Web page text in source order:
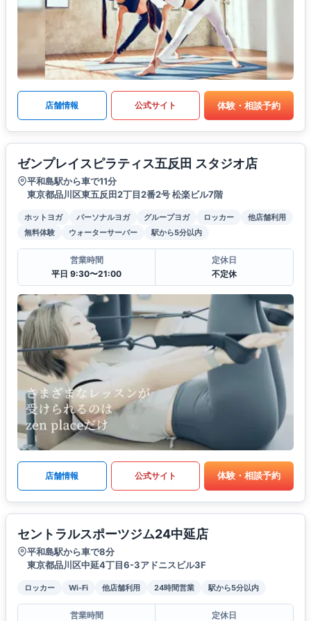
店舗情報 公式サイト 体験・相談予約
ゼンプレイスピラティス五反田 スタジオ店
平和島駅から車で11分
東京都品川区東五反田2丁目2番2号 松楽ビル7階
ホットヨガ パーソナルヨガ グループヨガ ロッカー
他店舗利用
無料体験
ウォーターサーバー 駅から5分以内
営業時間
平日 9:30〜21:00
定休日
不定休
店舗情報 公式サイト 体験・相談予約
セントラルスポーツジム24中延店
平和島駅から車で8分
東京都品川区中延4丁目6-3アドニスビル3F
ロッカー Wi-Fi 他店舗利用 24時間営業 駅から5分以内
営業時間
定休日